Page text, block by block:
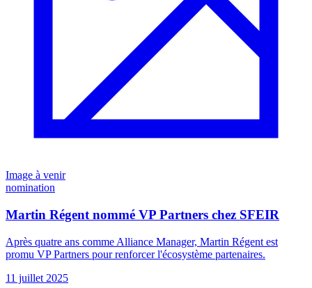
Image à venir
nomination
Martin Régent nommé VP Partners chez SFEIR
Après quatre ans comme Alliance Manager, Martin Régent est
promu VP Partners pour renforcer l'écosystème partenaires.
11 juillet 2025